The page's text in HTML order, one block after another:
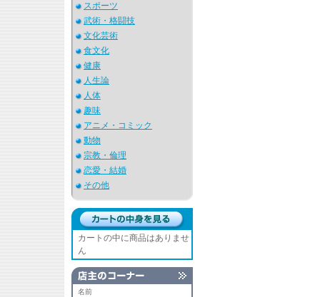
スポーツ
武術・格闘技
文化芸術
食文化
健康
人生論
人体
趣味
アニメ・コミック
動物
宗教・倫理
恋愛・結婚
その他
カートの中に商品はありませ
ん
名前